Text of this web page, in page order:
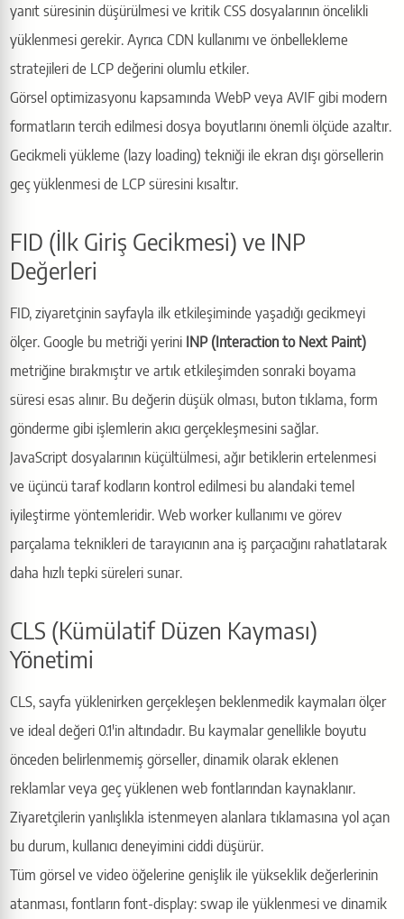
yanıt süresinin düşürülmesi ve kritik CSS dosyalarının öncelikli
yüklenmesi gerekir. Ayrıca CDN kullanımı ve önbellekleme
stratejileri de LCP değerini olumlu etkiler.
Görsel optimizasyonu kapsamında WebP veya AVIF gibi modern
formatların tercih edilmesi dosya boyutlarını önemli ölçüde azaltır.
Gecikmeli yükleme (lazy loading) tekniği ile ekran dışı görsellerin
geç yüklenmesi de LCP süresini kısaltır.
FID (İlk Giriş Gecikmesi) ve INP
Değerleri
FID, ziyaretçinin sayfayla ilk etkileşiminde yaşadığı gecikmeyi
ölçer. Google bu metriği yerini INP (Interaction to Next Paint)
metriğine bırakmıştır ve artık etkileşimden sonraki boyama
süresi esas alınır. Bu değerin düşük olması, buton tıklama, form
gönderme gibi işlemlerin akıcı gerçekleşmesini sağlar.
JavaScript dosyalarının küçültülmesi, ağır betiklerin ertelenmesi
ve üçüncü taraf kodların kontrol edilmesi bu alandaki temel
iyileştirme yöntemleridir. Web worker kullanımı ve görev
parçalama teknikleri de tarayıcının ana iş parçacığını rahatlatarak
daha hızlı tepki süreleri sunar.
CLS (Kümülatif Düzen Kayması)
Yönetimi
CLS, sayfa yüklenirken gerçekleşen beklenmedik kaymaları ölçer
ve ideal değeri 0.1'in altındadır. Bu kaymalar genellikle boyutu
önceden belirlenmemiş görseller, dinamik olarak eklenen
reklamlar veya geç yüklenen web fontlarından kaynaklanır.
Ziyaretçilerin yanlışlıkla istenmeyen alanlara tıklamasına yol açan
bu durum, kullanıcı deneyimini ciddi düşürür.
Tüm görsel ve video öğelerine genişlik ile yükseklik değerlerinin
atanması, fontların font-display: swap ile yüklenmesi ve dinamik